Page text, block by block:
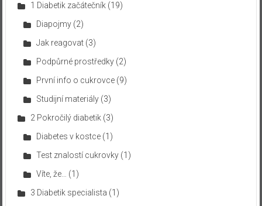
1 Diabetik začátečník(19)
Diapojmy(2)
Jak reagovat(3)
Podpůrné prostředky(2)
První info o cukrovce(9)
Studijní materiály(3)
2 Pokročilý diabetik(3)
Diabetes v kostce(1)
Test znalostí cukrovky(1)
Víte, že… (1)
3 Diabetik specialista (1)